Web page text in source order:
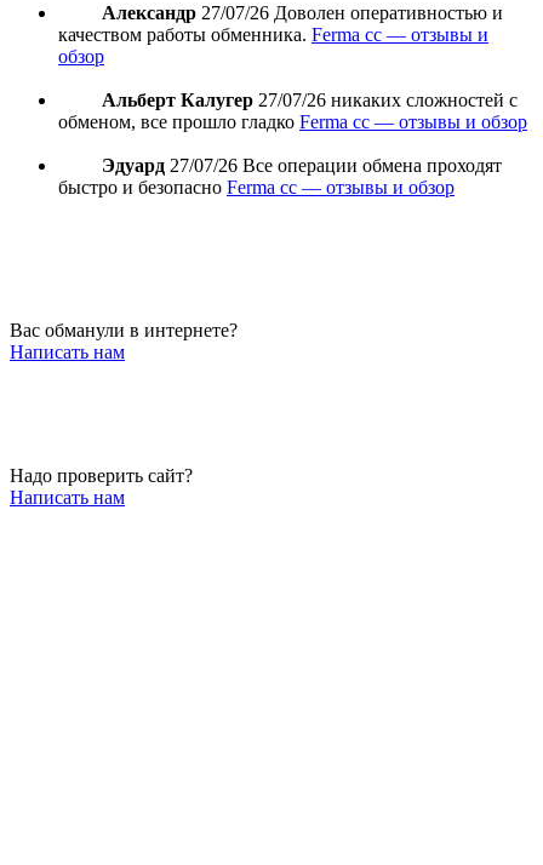
Александр 27/07/26 Доволен оперативностью и
качеством работы обменника. Ferma cc — отзывы и
обзор
Альберт Калугер 27/07/26 никаких сложностей с
обменом, все прошло гладко Ferma cc — отзывы и обзор
Эдуард 27/07/26 Все операции обмена проходят
быстро и безопасно Ferma cc — отзывы и обзор
Вас обманули в интернете?
Написать нам
Надо проверить сайт?
Написать нам